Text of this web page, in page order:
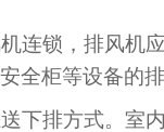
连锁，排风机
全柜等设备的
下排方式。室